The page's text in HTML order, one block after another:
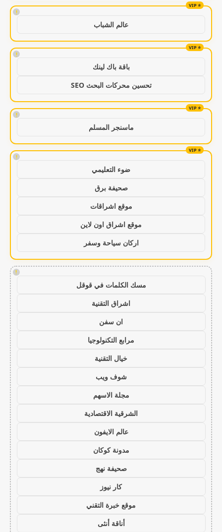
!
عالم الشباب
!
باقة باك لينك
تحسين محركات البحث SEO
!
ماسنجر المسلم
!
ضوء التعليمي
صحيفة برق
موقع اشراقات
موقع اشراق اون لاين
اركان سياحة وسفر
!
مسك الكلمات في قوقل
اشراق التقنية
ان سفن
مرابع التكنولوجيا
خيال التقنية
شوف ويب
مجلة الاسهم
الشرقية الاقتصادية
عالم الايفون
مدونة كوكان
صحيفة نهج
كار نيوز
موقع خبرة التقني
أناقة أنثى